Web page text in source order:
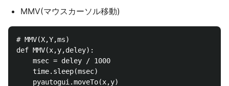
MMV(マウスカーソル移動)
# MMV(X,Y,ms)
def MMV(x,y,deley):
    msec = deley / 1000
    time.sleep(msec)